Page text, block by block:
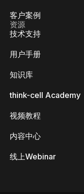
客户案例
资源
技术支持
用户手册
知识库
think-cell Academy
视频教程
内容中心
线上Webinar